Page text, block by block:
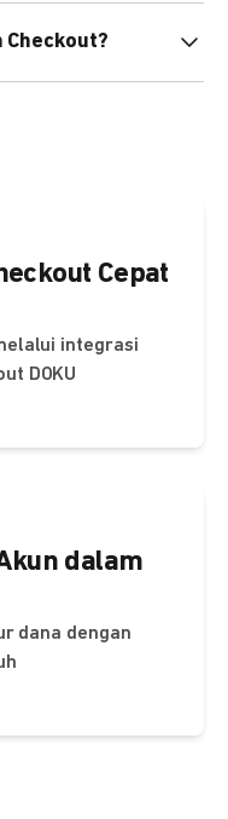
Anda. Pelajari
Cepat
integrasi
DOKU
dalam
dana dengan